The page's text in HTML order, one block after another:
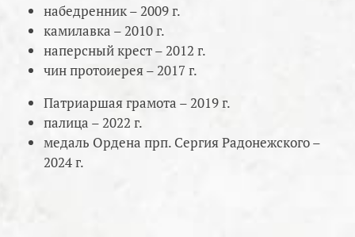
набедренник – 2009 г.
камилавка – 2010 г.
наперсный крест – 2012 г.
чин протоиерея – 2017 г.
Патриаршая грамота – 2019 г.
палица – 2022 г.
медаль Ордена прп. Сергия Радонежского –
2024 г.